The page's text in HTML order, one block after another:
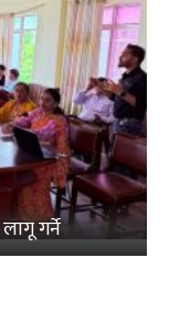
गर्ने